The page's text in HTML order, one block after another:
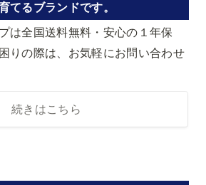
てるブランドです。
は全国送料無料・安心の１年保
りの際は、お気軽にお問い合わせ
続きはこちら